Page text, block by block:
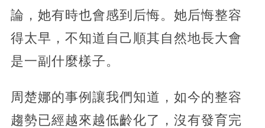
論，她有時也會感到后悔。她后悔整容
得太早，不知道自己順其自然地長大會
是一副什麼樣子。
周楚娜的事例讓我們知道，如今的整容
趨勢已經越來越低齡化了，沒有發育完